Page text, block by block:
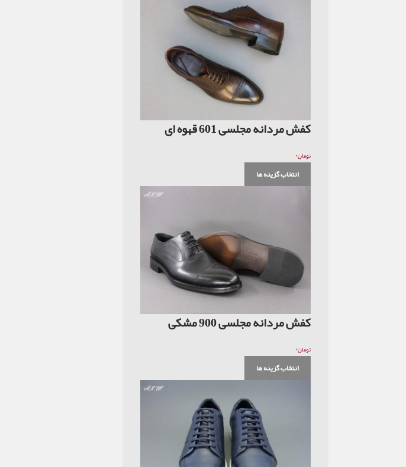
کفش مردانه مجلسی 601 قهوه ای
تومان۰
انتخاب گزینه ها
کفش مردانه مجلسی 900 مشکی
تومان۰
انتخاب گزینه ها